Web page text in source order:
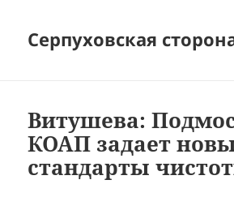
Серпуховская
Витушева:
КОАП задает
стандарты